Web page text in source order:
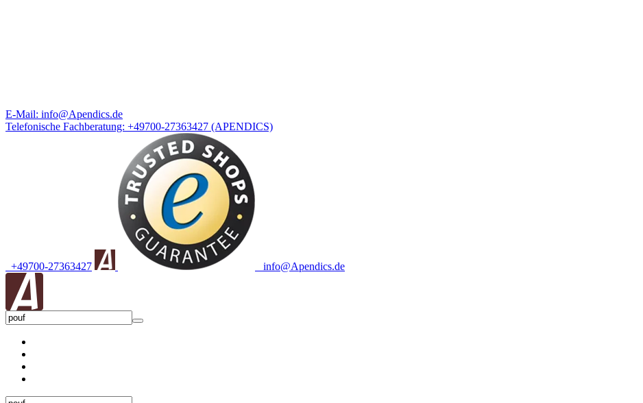
E-Mail: info@Apendics.de
Telefonische Fachberatung: +49700-27363427 (APENDICS)
+49700-27363427 info@Apendics.de